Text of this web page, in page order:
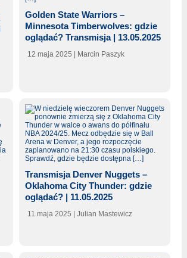
Golden State Warriors –
Minnesota Timberwolves: gdzie
oglądać? Transmisja | 13.05.2025
12 maja 2025 | Marcin Paszyk
Transmisja Denver Nuggets –
Oklahoma City Thunder: gdzie
oglądać? | 11.05.2025
11 maja 2025 | Julian Mastewicz